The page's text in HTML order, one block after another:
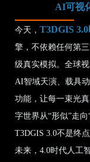
AI可视化地
今天， T3DGIS
擎，不依赖任何第
级真实模拟。全球
AI智域天演、载具
功能，让每一束光
字世界从“形似”走向
T3DGIS 3.0不是终
未来，4.0时代人工